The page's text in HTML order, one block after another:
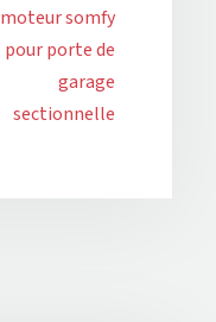
moteur somfy
pour porte de
garage
sectionnelle